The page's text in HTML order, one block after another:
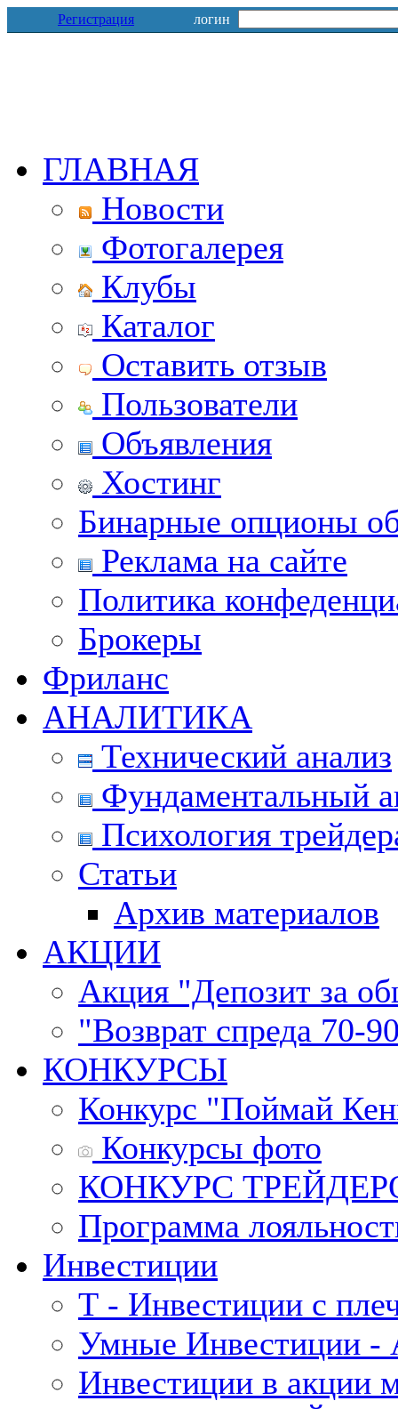
Регистрация логин
ГЛАВНАЯ
Новости
Фотогалерея
Клубы
Каталог
Оставить отзыв
Пользователи
Объявления
Хостинг
Бинарные опционы
Реклама на сайте
Политика
Брокеры
Фриланс
АНАЛИТИКА
Технический анализ
Фундаментальный
Психология
Статьи
Архив материалов
АКЦИИ
Акция "Депозит за
"Возврат спреда 70-
КОНКУРСЫ
Конкурс "Поймай
Конкурсы фото
КОНКУРС
Программа
Инвестиции
Т - Инвестиции с
Умные Инвестиции -
Инвестиции в акции